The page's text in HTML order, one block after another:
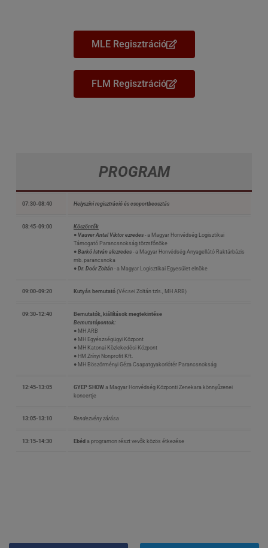
MLE Regisztráció
FLM Regisztráció
PROGRAM
07:30-08:40 Helyszíni regisztráció és csoportbeosztás
08:45-09:00
Köszöntők
● Vauver Antal Viktor ezredes - a Magyar Honvédség Logisztikai
Támogató Parancsnokság törzsfőnöke
● Barkó István alezredes - a Magyar Honvédség Anyagellátó Raktárbázis
mb. parancsnoka
● Dr. Doór Zoltán - a Magyar Logisztikai Egyesület elnöke
09:00-09:20 Kutyás bemutató (Vécsei Zoltán tzls., MH ARB)
09:30-12:40
Bemutatók, kiállítások megtekintése
Bemutatópontok:
● MH ARB
● MH Egyészségügyi Központ
● MH Katonai Közlekedési Központ
● HM Zrínyi Nonprofit Kft.
● MH Böszörményi Géza Csapatgyakorlótér Parancsnokság
12:45-13:05 GYEP SHOW a Magyar Honvédség Központi Zenekara könnyűzenei
koncertje
13:05-13:10 Rendezvény zárása
13:15-14:30 Ebéd a programon részt vevők közös étkezése